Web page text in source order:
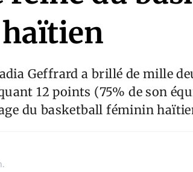
Geffrard a brillé de mille
12 points (75% de son
du basketball féminin